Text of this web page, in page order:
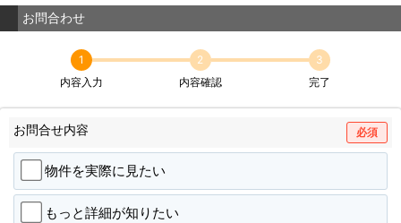
お問合わせ
1
内容入力
2
内容確認
3
完了
お問合せ内容 必須
物件を実際に見たい
もっと詳細が知りたい